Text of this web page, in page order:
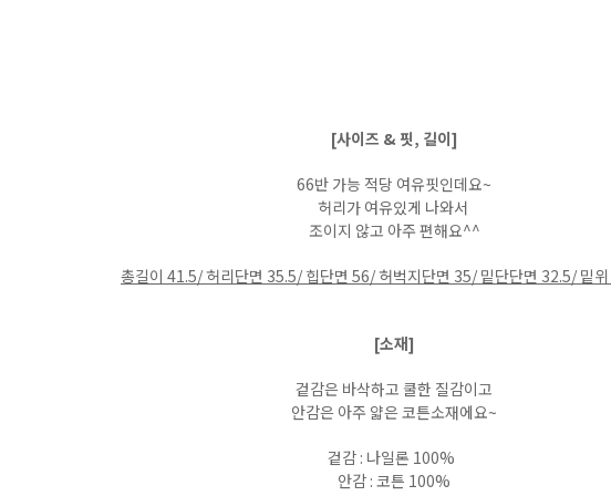
[사이즈 & 핏, 길이]
66반 가능 적당 여유핏인데요~
허리가 여유있게 나와서
조이지 않고 아주 편해요^^
총길이 41.5/ 허리단면 35.5/ 힙단면 56/ 허벅지단면 35/ 밑단단면 32.5/ 밑
[소재]
겉감은 바삭하고 쿨한 질감이고
안감은 아주 얇은 코튼소재에요~
겉감 : 나일론 100%
안감 : 코튼 100%